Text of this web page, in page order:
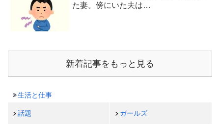
た妻。傍にいた夫は…
新着記事をもっと見る
生活と仕事
話題 ガールズ